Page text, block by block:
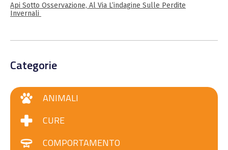
Api Sotto Osservazione, Al Via L’indagine Sulle Perdite
Invernali
Categorie
ANIMALI
CURE
COMPORTAMENTO